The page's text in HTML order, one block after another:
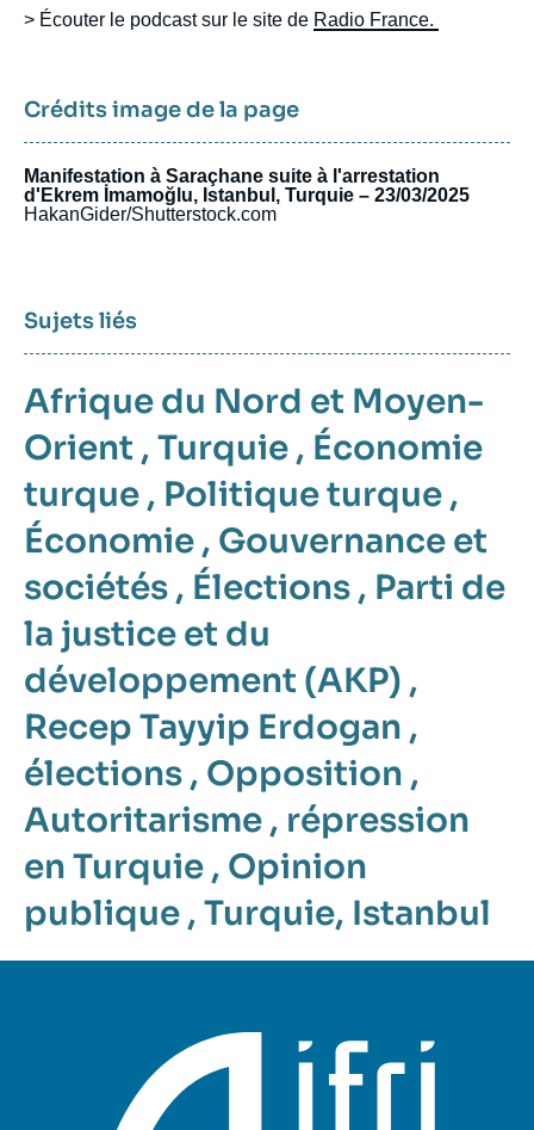
> Écouter le podcast sur le site de Radio France.
Crédits image de la page
Manifestation à Saraçhane suite à l'arrestation
d'Ekrem İmamoğlu, Istanbul, Turquie – 23/03/2025
HakanGider/Shutterstock.com
Sujets liés
Afrique du Nord et Moyen-
Orient , Turquie , Économie
turque , Politique turque ,
Économie , Gouvernance et
sociétés , Élections , Parti de
la justice et du
développement (AKP) ,
Recep Tayyip Erdogan ,
élections , Opposition ,
Autoritarisme , répression
en Turquie , Opinion
publique , Turquie, Istanbul